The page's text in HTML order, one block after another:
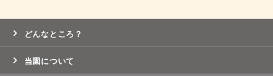
どんなところ？
当園について